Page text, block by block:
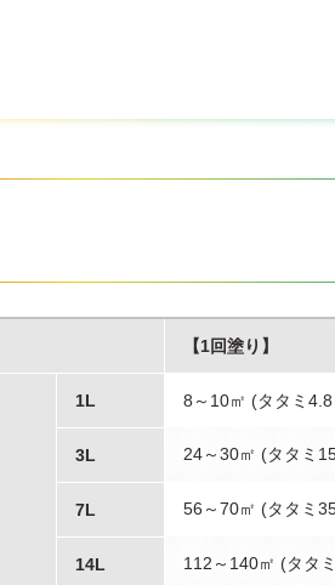
【1回塗り】
1L 8～10㎡ (タタミ
3L 24～30㎡ (タタミ
7L 56～70㎡ (タタミ
14L 112～140㎡ (タタ